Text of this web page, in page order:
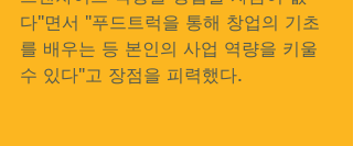
다"면서 "푸드트럭을 통해 창업의 기초
를 배우는 등 본인의 사업 역량을 키울
수 있다"고 장점을 피력했다.